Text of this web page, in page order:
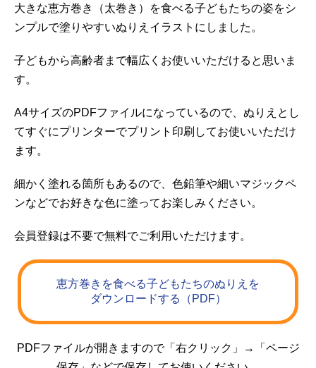
大きな恵方巻き（太巻き）を食べる子どもたちの姿をシ
ンプルで塗りやすいぬりえイラストにしました。
子どもから高齢者まで幅広くお使いいただけると思いま
す。
A4サイズのPDFファイルになっているので、ぬりえとし
てすぐにプリンターでプリント印刷してお使いいただけ
ます。
細かく塗れる箇所もあるので、色鉛筆や細いマジックペ
ンなどでお好きな色に塗ってお楽しみください。
会員登録は不要で無料でご利用いただけます。
恵方巻きを食べる子どもたちのぬりえを
ダウンロードする（PDF）
PDFファイルが開きますので「右クリック」→「ページ